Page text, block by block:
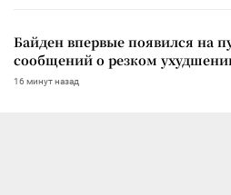
Байден впервые появился на
сообщений о резком
16 минут назад